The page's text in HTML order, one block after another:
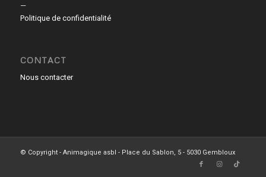
—
Politique de confidentialité
CONTACT
Nous contacter
© Copyright - Animagique asbl - Place du Sablon, 5 - 5030 Gembloux